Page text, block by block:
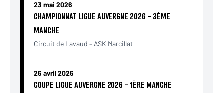
23 mai 2026
CHAMPIONNAT LIGUE AUVERGNE 2026 - 3ÈME
MANCHE
Circuit de Lavaud – ASK Marcillat
26 avril 2026
COUPE LIGUE AUVERGNE 2026 - 1ÈRE MANCHE